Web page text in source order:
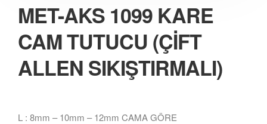
MET-AKS 1099 KARE
CAM TUTUCU (ÇİFT
ALLEN SIKIŞTIRMALI)
L : 8mm – 10mm – 12mm CAMA GÖRE